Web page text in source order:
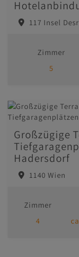
117 Insel
Zimmer
5
Großzügige
Hadersdorf
1140 Wien
Zimmer
4